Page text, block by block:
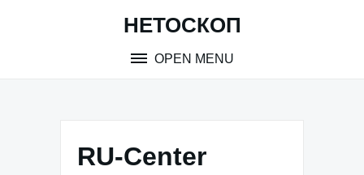
НЕТОСКОП
OPEN MENU
RU-Center